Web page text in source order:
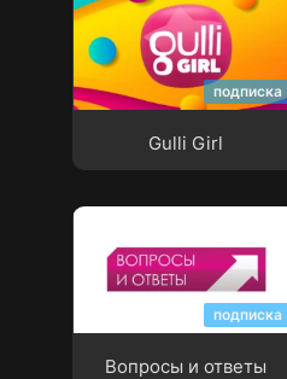
подписка
Gulli Girl
Gulli Girl
подписка
Вопросы и ответы
Вопросы и ответы